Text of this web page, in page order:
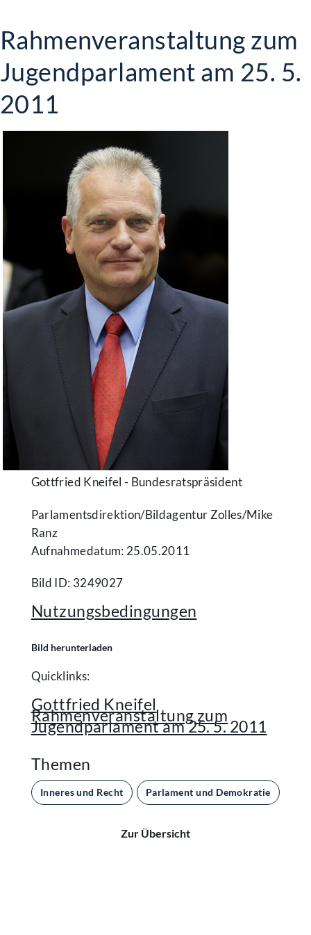
Rahmenveranstaltung zum
Jugendparlament am 25. 5.
2011
Gottfried Kneifel - Bundesratspräsident
Parlamentsdirektion/​Bildagentur Zolles/​Mike
Ranz
Aufnahmedatum: 25.05.2011
Bild ID: 3249027
Nutzungsbedingungen
Bild herunterladen
Quicklinks:
Gottfried Kneifel
Rahmenveranstaltung zum
Jugendparlament am 25. 5. 2011
Themen
Inneres und Recht Parlament und Demokratie
Zur Übersicht